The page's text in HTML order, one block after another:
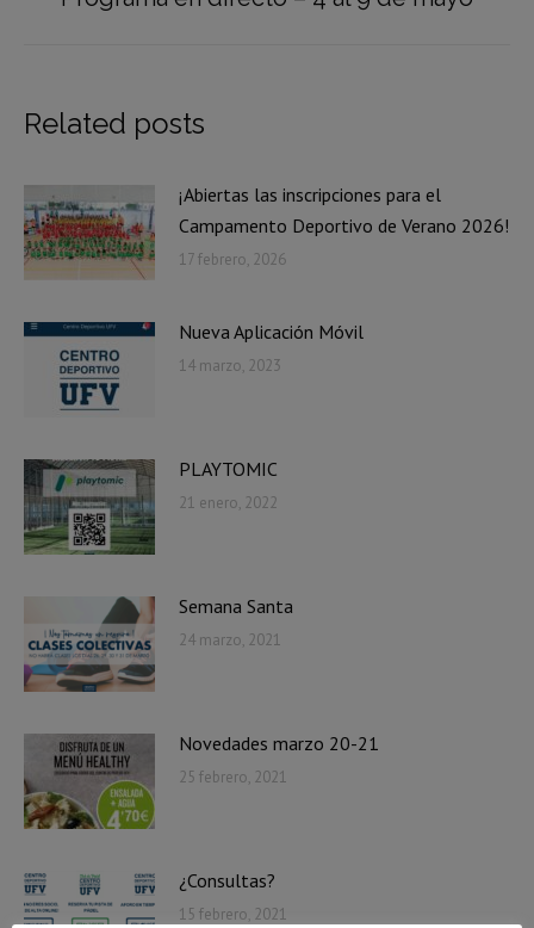
Related posts
¡Abiertas las inscripciones para el
Campamento Deportivo de Verano 2026!
17 febrero, 2026
Nueva Aplicación Móvil
14 marzo, 2023
PLAYTOMIC
21 enero, 2022
Semana Santa
24 marzo, 2021
Novedades marzo 20-21
25 febrero, 2021
¿Consultas?
15 febrero, 2021